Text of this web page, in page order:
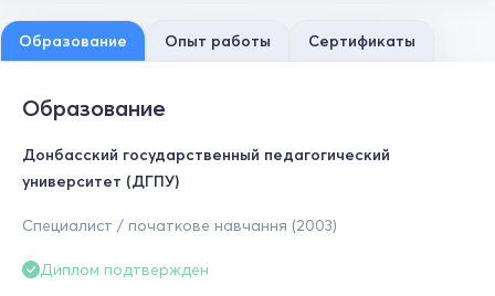
Образование Опыт работы Сертификаты
Образование
Донбасский государственный педагогический
университет (ДГПУ)
Специалист / початкове навчання (2003)
Диплом подтвержден